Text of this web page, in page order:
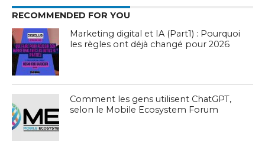
RECOMMENDED FOR YOU
Marketing digital et IA (Part1) : Pourquoi
les règles ont déjà changé pour 2026
Comment les gens utilisent ChatGPT,
selon le Mobile Ecosystem Forum